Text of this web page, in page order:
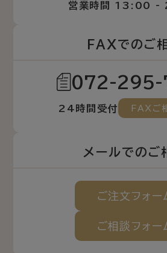
営業時間 13:00 -
FAXでのご
072-295-
24時間受付 FAXご
メールでのご
ご注文 フォー
ご相談 フォー